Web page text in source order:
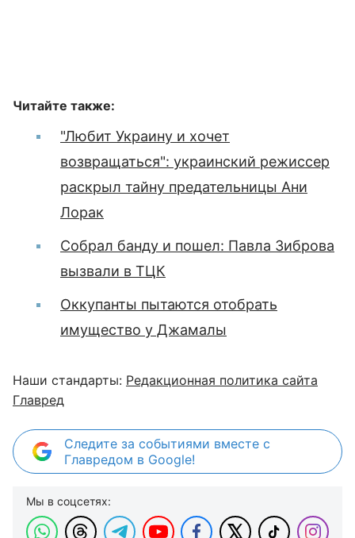
Читайте также:
"Любит Украину и хочет
возвращаться": украинский режиссер
раскрыл тайну предательницы Ани
Лорак
Собрал банду и пошел: Павла Зиброва
вызвали в ТЦК
Оккупанты пытаются отобрать
имущество у Джамалы
Наши стандарты: Редакционная политика сайта
Главред
Следите за событиями вместе с
Главредом в Google!
Мы в соцсетях: